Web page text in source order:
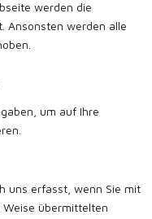
werden die
Ansonsten werden alle
um auf Ihre
uns erfasst, wenn Sie mit
übermittelten